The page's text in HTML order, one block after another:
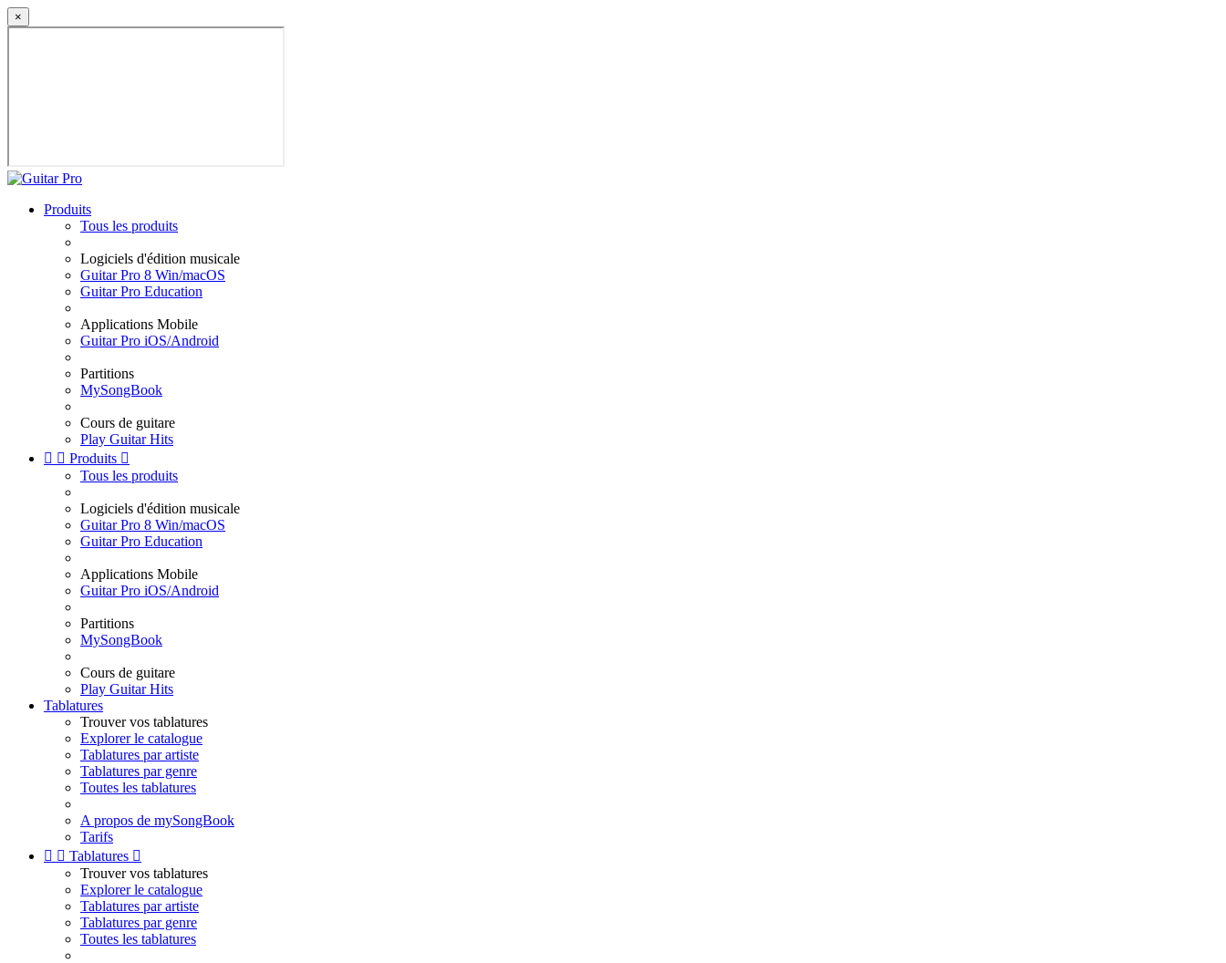
×
Produits
Tous les produits
Logiciels d'édition musicale
Guitar Pro 8 Win/macOS
Guitar Pro Education
Applications Mobile
Guitar Pro iOS/Android
Partitions
MySongBook
Cours de guitare
Play Guitar Hits
  Produits 
Tous les produits
Logiciels d'édition musicale
Guitar Pro 8 Win/macOS
Guitar Pro Education
Applications Mobile
Guitar Pro iOS/Android
Partitions
MySongBook
Cours de guitare
Play Guitar Hits
Tablatures
Trouver vos tablatures
Explorer le catalogue
Tablatures par artiste
Tablatures par genre
Toutes les tablatures
A propos de mySongBook
Tarifs
  Tablatures 
Trouver vos tablatures
Explorer le catalogue
Tablatures par artiste
Tablatures par genre
Toutes les tablatures